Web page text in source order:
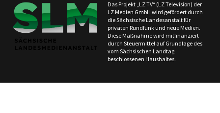
Das Projekt „LZ TV“ (LZ Television) der
LZ Medien GmbH wird gefördert durch
die Sächsische Landesanstalt für
privaten Rundfunk und neue Medien.
Diese Maßnahme wird mitfinanziert
durch Steuermittel auf Grundlage des
vom Sächsischen Landtag
beschlossenen Haushaltes.